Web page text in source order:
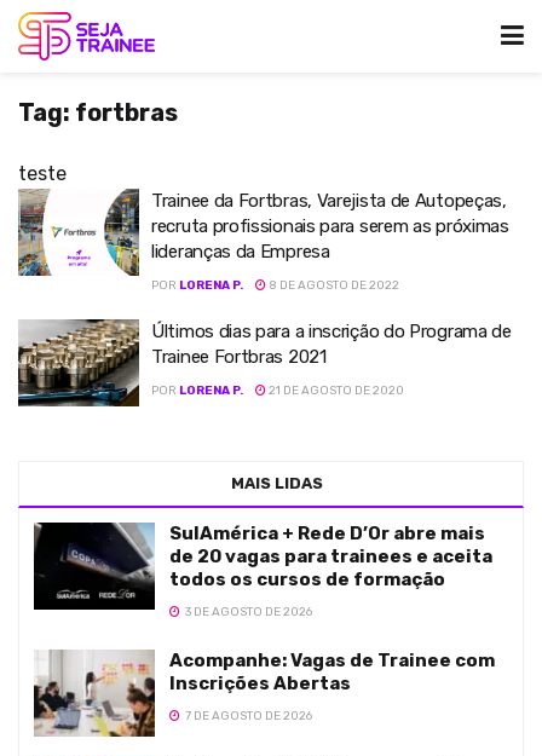
Tag: fortbras
teste
Trainee da Fortbras, Varejista de Autopeças,
recruta profissionais para serem as próximas
lideranças da Empresa
POR LORENA P. 8 DE AGOSTO DE 2022
Últimos dias para a inscrição do Programa de
Trainee Fortbras 2021
POR LORENA P. 21 DE AGOSTO DE 2020
MAIS LIDAS
SulAmérica + Rede D’Or abre mais
de 20 vagas para trainees e aceita
todos os cursos de formação
3 DE AGOSTO DE 2026
Acompanhe: Vagas de Trainee com
Inscrições Abertas
7 DE AGOSTO DE 2026